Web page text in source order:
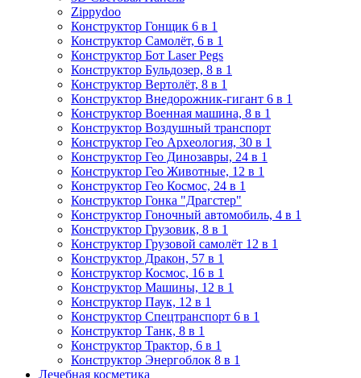
Zippydoo
Конструктор Гонщик 6 в 1
Конструктор Cамолёт, 6 в 1
Конструктор Бот Laser Pegs
Конструктор Бульдозер, 8 в 1
Конструктор Вертолёт, 8 в 1
Конструктор Внедорожник-гигант 6 в 1
Конструктор Военная машина, 8 в 1
Конструктор Воздушный транспорт
Конструктор Гео Археология, 30 в 1
Конструктор Гео Динозавры, 24 в 1
Конструктор Гео Животные, 12 в 1
Конструктор Гео Космос, 24 в 1
Конструктор Гонка "Драгстер"
Конструктор Гоночный автомобиль, 4 в 1
Конструктор Грузовик, 8 в 1
Конструктор Грузовой самолёт 12 в 1
Конструктор Дракон, 57 в 1
Конструктор Космос, 16 в 1
Конструктор Машины, 12 в 1
Конструктор Паук, 12 в 1
Конструктор Спецтранспорт 6 в 1
Конструктор Танк, 8 в 1
Конструктор Трактор, 6 в 1
Конструктор Энергоблок 8 в 1
Лечебная косметика